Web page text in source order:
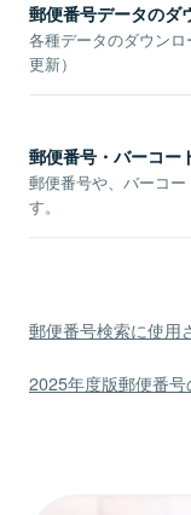
郵便番号データのダ
各種データのダウン
更新）
郵便番号・バーコー
郵便番号や、バーコ
す。
郵便番号検索に使用
2025年度版郵便番号